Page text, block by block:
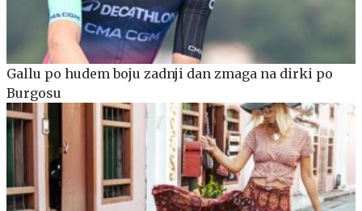
Gallu po hudem boju zadnji dan zmaga na dirki po
Burgosu